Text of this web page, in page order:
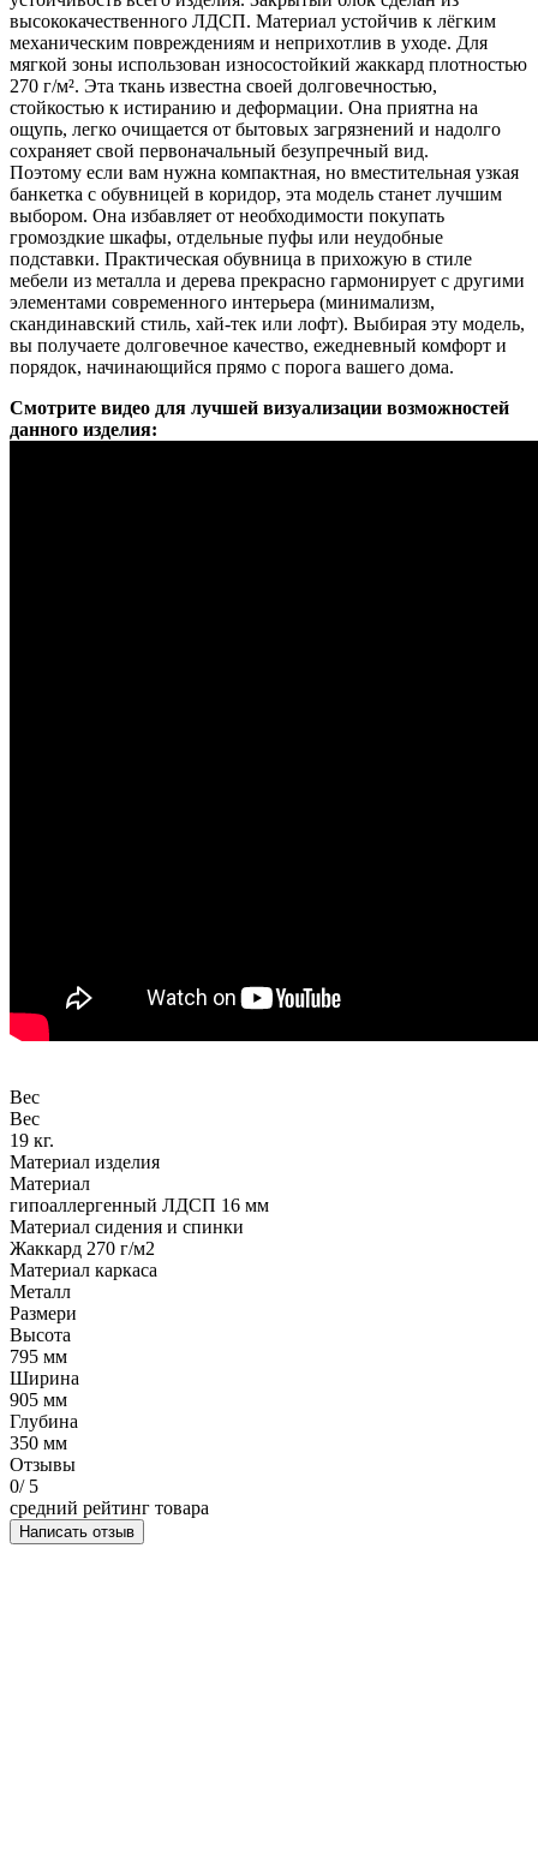
высококачественного ЛДСП. Материал устойчив к лёгким
механическим повреждениям и неприхотлив в уходе. Для
мягкой зоны использован износостойкий жаккард плотностью
270 г/м². Эта ткань известна своей долговечностью,
стойкостью к истиранию и деформации. Она приятна на
ощупь, легко очищается от бытовых загрязнений и надолго
сохраняет свой первоначальный безупречный вид.
Поэтому если вам нужна компактная, но вместительная узкая
банкетка с обувницей в коридор, эта модель станет лучшим
выбором. Она избавляет от необходимости покупать
громоздкие шкафы, отдельные пуфы или неудобные
подставки. Практическая обувница в прихожую в стиле
мебели из металла и дерева прекрасно гармонирует с другими
элементами современного интерьера (минимализм,
скандинавский стиль, хай-тек или лофт). Выбирая эту модель,
вы получаете долговечное качество, ежедневный комфорт и
порядок, начинающийся прямо с порога вашего дома.
Смотрите видео для лучшей визуализации возможностей
данного изделия:
Вес
Вес
19 кг.
Материал изделия
Материал
гипоаллергенный ЛДСП 16 мм
Материал сидения и спинки
Жаккард 270 г/м2
Материал каркаса
Металл
Размери
Высота
795 мм
Ширина
905 мм
Глубина
350 мм
Отзывы
0/ 5
средний рейтинг товара
Написать отзыв